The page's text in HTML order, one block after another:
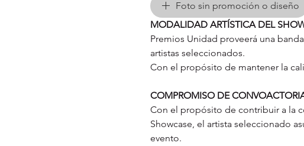
Foto sin promoción o diseño
MODALIDAD ARTÍSTICA DEL
Premios Unidad proveerá una
artistas seleccionados.
Con el propósito de mantener la
COMPROMISO DE
Con el propósito de contribuir a la
Showcase, el artista seleccionado
evento.